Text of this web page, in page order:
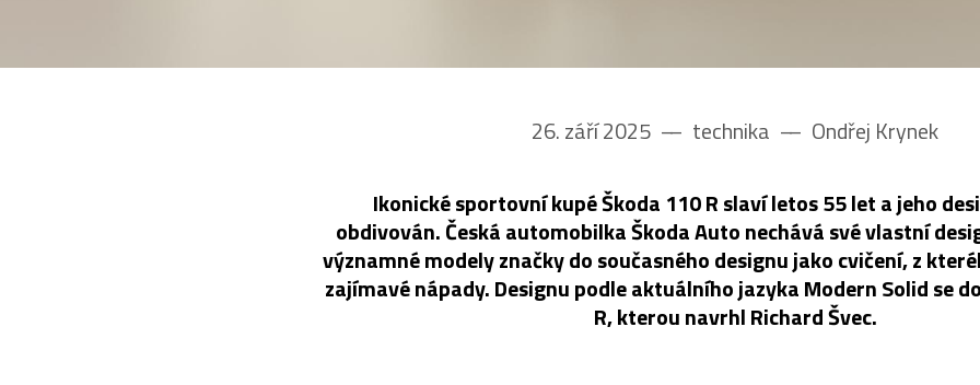
26. září 2025 –– technika –– Ondřej Krynek
Ikonické sportovní kupé Škoda 110 R slaví letos 55 let a jeho
obdivován. Česká automobilka Škoda Auto nechává své vlastní
významné modely značky do současného designu jako cvičení, z
zajímavé nápady. Designu podle aktuálního jazyka Modern Solid se
R, kterou navrhl Richard Švec.